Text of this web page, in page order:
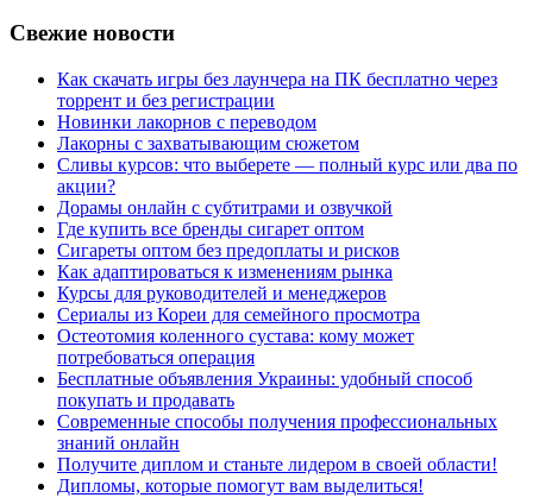
Свежие новости
Как скачать игры без лаунчера на ПК бесплатно через
торрент и без регистрации
Новинки лакорнов с переводом
Лакорны с захватывающим сюжетом
Сливы курсов: что выберете — полный курс или два по
акции?
Дорамы онлайн с субтитрами и озвучкой
Где купить все бренды сигарет оптом
Сигареты оптом без предоплаты и рисков
Как адаптироваться к изменениям рынка
Курсы для руководителей и менеджеров
Сериалы из Кореи для семейного просмотра
Остеотомия коленного сустава: кому может
потребоваться операция
Бесплатные объявления Украины: удобный способ
покупать и продавать
Современные способы получения профессиональных
знаний онлайн
Получите диплом и станьте лидером в своей области!
Дипломы, которые помогут вам выделиться!